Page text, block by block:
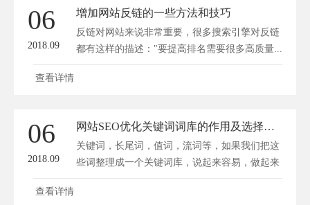
06
2018.09
增加网站反链的一些方法和技巧
反链对网站来说非常重要，很多搜索引擎对反链
都有这样的描述："要提高排名需要很多高质量...
查看详情
06
2018.09
网站SEO优化关键词词库的作用及选择方法
关键词，长尾词，值词，流词等，如果我们把这
些词整理成一个关键词库，说起来容易，做起来
难，有人问...
查看详情